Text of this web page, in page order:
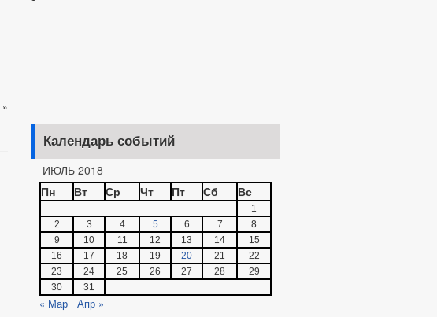
»
Календарь событий
ИЮЛЬ 2018
Пн
Вт Ср Чт Пт Сб Вс
1
2
3 4 5 6 7
8
9
10 11 12 13 14
15
16
17 18 19 20 21
22
23
24 25 26 27 28
29
30
31
« Мар Апр »